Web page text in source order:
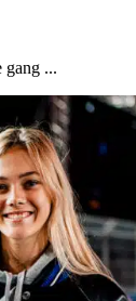
gang ...